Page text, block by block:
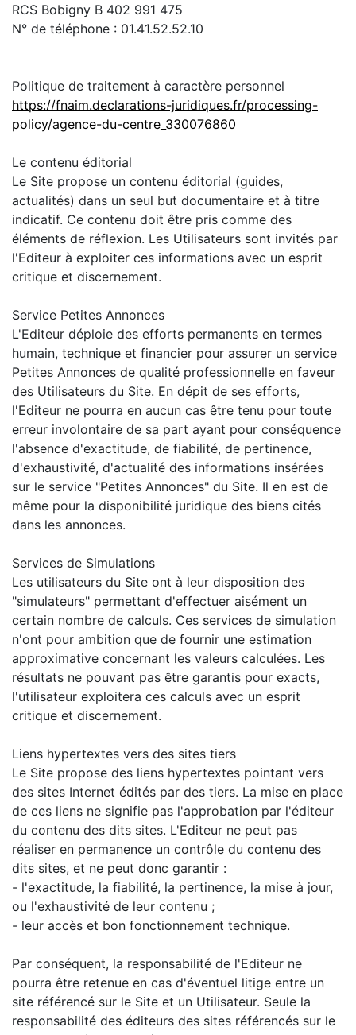
RCS Bobigny B 402 991 475
N° de téléphone : 01.41.52.52.10
Politique de traitement à caractère personnel
https://fnaim.declarations-juridiques.fr/processing-
policy/agence-du-centre_330076860
Le contenu éditorial
Le Site propose un contenu éditorial (guides,
actualités) dans un seul but documentaire et à titre
indicatif. Ce contenu doit être pris comme des
éléments de réflexion. Les Utilisateurs sont invités par
l'Editeur à exploiter ces informations avec un esprit
critique et discernement.
Service Petites Annonces
L'Editeur déploie des efforts permanents en termes
humain, technique et financier pour assurer un service
Petites Annonces de qualité professionnelle en faveur
des Utilisateurs du Site. En dépit de ses efforts,
l'Editeur ne pourra en aucun cas être tenu pour toute
erreur involontaire de sa part ayant pour conséquence
l'absence d'exactitude, de fiabilité, de pertinence,
d'exhaustivité, d'actualité des informations insérées
sur le service "Petites Annonces" du Site. Il en est de
même pour la disponibilité juridique des biens cités
dans les annonces.
Services de Simulations
Les utilisateurs du Site ont à leur disposition des
"simulateurs" permettant d'effectuer aisément un
certain nombre de calculs. Ces services de simulation
n'ont pour ambition que de fournir une estimation
approximative concernant les valeurs calculées. Les
résultats ne pouvant pas être garantis pour exacts,
l'utilisateur exploitera ces calculs avec un esprit
critique et discernement.
Liens hypertextes vers des sites tiers
Le Site propose des liens hypertextes pointant vers
des sites Internet édités par des tiers. La mise en place
de ces liens ne signifie pas l'approbation par l'éditeur
du contenu des dits sites. L'Editeur ne peut pas
réaliser en permanence un contrôle du contenu des
dits sites, et ne peut donc garantir :
- l'exactitude, la fiabilité, la pertinence, la mise à jour,
ou l'exhaustivité de leur contenu ;
- leur accès et bon fonctionnement technique.
Par conséquent, la responsabilité de l'Editeur ne
pourra être retenue en cas d'éventuel litige entre un
site référencé sur le Site et un Utilisateur. Seule la
responsabilité des éditeurs des sites référencés sur le